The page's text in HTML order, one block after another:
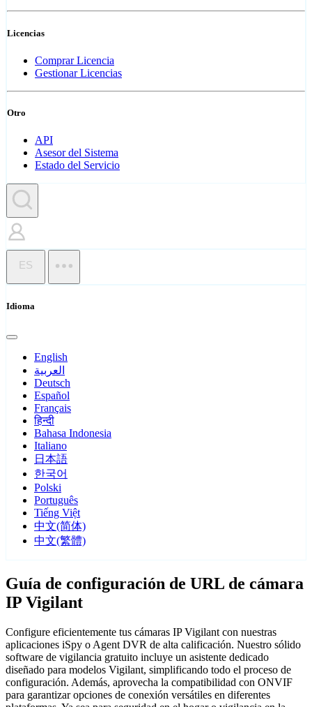
Licencias
Comprar Licencia
Gestionar Licencias
Otro
API
Asesor del Sistema
Estado del Servicio
ES
Idioma
English
العربية
Deutsch
Español
Français
हिन्दी
Bahasa Indonesia
Italiano
日本語
한국어
Polski
Português
Tiếng Việt
中文(简体)
中文(繁體)
Guía de configuración de URL de cámara
IP Vigilant
Configure eficientemente tus cámaras IP Vigilant con nuestras
aplicaciones iSpy o Agent DVR de alta calificación. Nuestro sólido
software de vigilancia gratuito incluye un asistente dedicado
diseñado para modelos Vigilant, simplificando todo el proceso de
configuración. Además, aprovecha la compatibilidad con ONVIF
para garantizar opciones de conexión versátiles en diferentes